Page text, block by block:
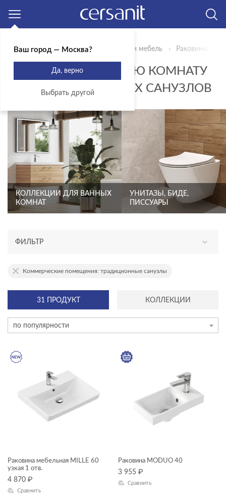
Главная Продукты Сантехника и мебель Раковины и
РАКОВИНЫ В ВАННУЮ КОМНАТУ
ДЛЯ ТРАДИЦИОННЫХ САНУЗЛОВ
КОЛЛЕКЦИИ ДЛЯ ВАННЫХ
КОМНАТ
УНИТАЗЫ, БИДЕ,
ПИССУАРЫ
ФИЛЬТР
АССОРТИМЕНТ
эксклюзив
ТИП ПРОДУКТА
раковины на столешницу
раковины подвесные
раковины с пьедесталом
ГАБАРИТЫ
31 ПРОДУКТ КОЛЛЕКЦИИ
по популярности
Коммерческие помещения: традиционные санузлы
Раковина мебельная MILLE 60
узкая 1 отв.
4 870 ₽
Сравнить
Раковина MODUO 40
3 955 ₽
Сравнить
Ваш город — Москва?
Да, верно
Выбрать другой